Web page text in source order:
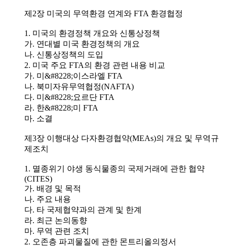
제2장 미국의 무역환경 연계와 FTA 환경협정
1. 미국의 환경정책 개요와 신통상정책
가. 연대별 미국 환경정책의 개요
나. 신통상정책의 도입
2. 미국 주요 FTA의 환경 관련 내용 비교
가. 미&#8228;이스라엘 FTA
나. 북미자유무역협정(NAFTA)
다. 미&#8228;요르단 FTA
라. 한&#8228;미 FTA
마. 소결
제3장 이행대상 다자환경협약(MEAs)의 개요 및 무역규
제조치
1. 멸종위기 야생 동식물종의 국제거래에 관한 협약
(CITES)
가. 배경 및 목적
나. 주요 내용
다. 타 국제협약과의 관계 및 한계
라. 최근 논의동향
마. 무역 관련 조치
2. 오존층 파괴물질에 관한 몬트리올의정서